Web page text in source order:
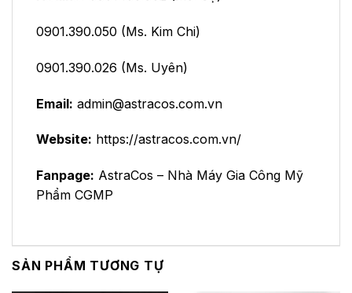
0901.390.050 (Ms. Kim Chi)
0901.390.026 (Ms. Uyên)
Email: admin@astracos.com.vn
Website: https://astracos.com.vn/
Fanpage: AstraCos – Nhà Máy Gia Công Mỹ
Phẩm CGMP
SẢN PHẨM TƯƠNG TỰ